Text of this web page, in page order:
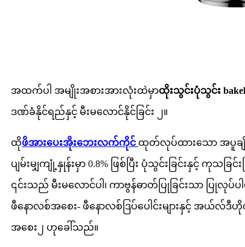
အထက်ပါ အမျိုးအစားအားလုံးထဲမှာထိုးသွင်းပုံသွင်း
ဒဏ်ခံနိုင်ရည်နှင့် မီးမလောင်နိုင်ခြင်း ၂။
ထိုဖိအားပေးအိုးဘေးလက်ကိုင် ထုတ်လုပ်ထားသော အပူခ
ပျမ်းမျှကျုံ့နှုန်းမှာ 0.8% ဖြစ်ပြီး ပုံသွင်းခြင်းနှင့် ကုသခြ
၎င်းသည် မီးမလောင်ပါ၊ ကာဗွန်ဓာတ်ပြုခြင်းသာ ပြုလုပ်ပ
ဖီနောလစ်အစေး- ဖီနောလစ်ဒြပ်ပေါင်းများနှင့် အယ်
အစေး၂ ဟုခေါ်သည်။